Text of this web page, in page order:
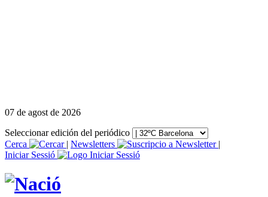
07 de agost de 2026
Seleccionar edición del periódico
Cerca
| Newsletters
|
Iniciar Sessió